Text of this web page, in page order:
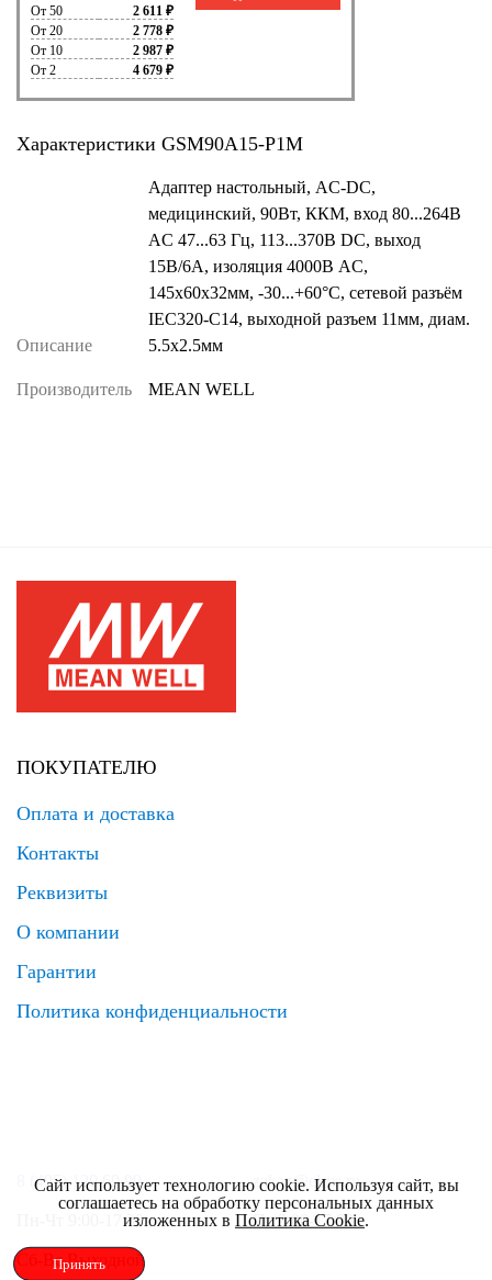
От 50
2 611 ₽
От 20
2 778 ₽
От 10
2 987 ₽
От 2
4 679 ₽
Характеристики GSM90A15-P1M
Описание
Адаптер настольный, AC-DC,
медицинский, 90Вт, ККМ, вход 80...264B
AC 47...63 Гц, 113...370B DC, выход
15B/6A, изоляция 4000В AC,
145x60x32мм, -30...+60°С, сетевой разъём
IEC320-C14, выходной разъем 11мм, диам.
5.5х2.5мм
Производитель MEAN WELL
ПОКУПАТЕЛЮ
Оплата и доставка
Контакты
Реквизиты
О компании
Гарантии
Политика конфиденциальности
8 (495) 120 69 99 zakaz@elrus.ru
Пн-Чт 9:00-17:30 Пт 9:00-17:00
Сб-Вс Выходной
Сайт использует технологию cookie. Используя сайт, вы
соглашаетесь на обработку персональных данных
изложенных в Политика Cookie.
Принять